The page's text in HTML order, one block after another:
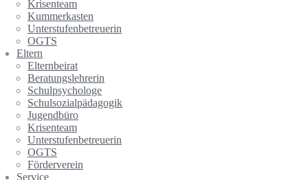
Krisenteam
Kummerkasten
Unterstufenbetreuerin
OGTS
Eltern
Elternbeirat
Beratungslehrerin
Schulpsychologe
Schulsozialpädagogik
Jugendbüro
Krisenteam
Unterstufenbetreuerin
OGTS
Förderverein
Service